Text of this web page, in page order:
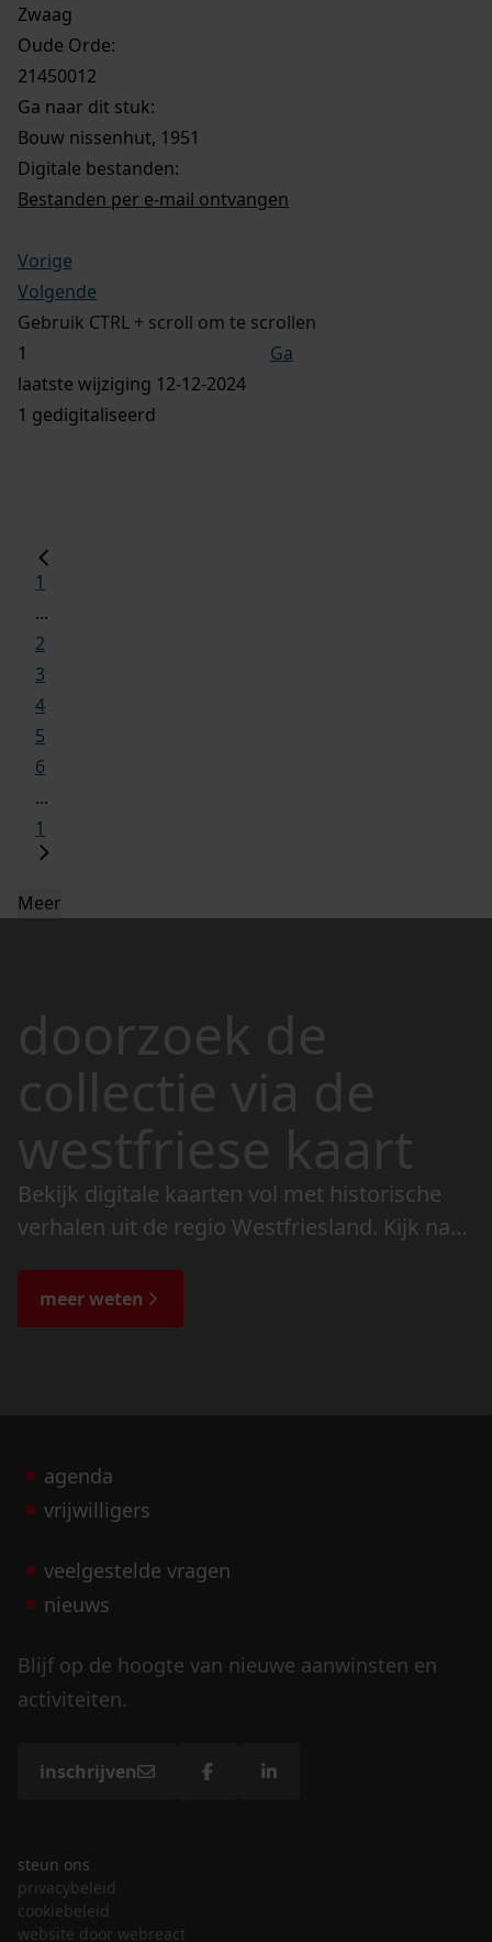
Zwaag
Oude Orde:
21450012
Ga naar dit stuk:
Bouw nissenhut, 1951
Digitale bestanden:
Bestanden per e-mail ontvangen
Vorige
Volgende
Gebruik CTRL + scroll om te scrollen
Ga
laatste wijziging 12-12-2024
1 gedigitaliseerd
1
...
2
3
4
5
6
...
1
Meer
doorzoek de
collectie via de
westfriese kaart
Bekijk digitale kaarten vol met historische
verhalen uit de regio Westfriesland. Kijk naar
de bijzondere verhalen.
meer weten
agenda
vrijwilligers
veelgestelde vragen
nieuws
Blijf op de hoogte van nieuwe aanwinsten en
activiteiten.
inschrijven
steun ons
privacybeleid
cookiebeleid
website door webreact